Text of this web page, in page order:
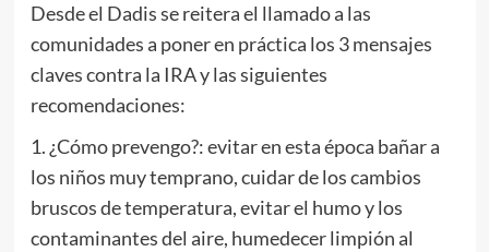
Desde el Dadis se reitera el llamado a las
comunidades a poner en práctica los 3 mensajes
claves contra la IRA y las siguientes
recomendaciones:
1. ¿Cómo prevengo?: evitar en esta época bañar a
los niños muy temprano, cuidar de los cambios
bruscos de temperatura, evitar el humo y los
contaminantes del aire, humedecer limpión al